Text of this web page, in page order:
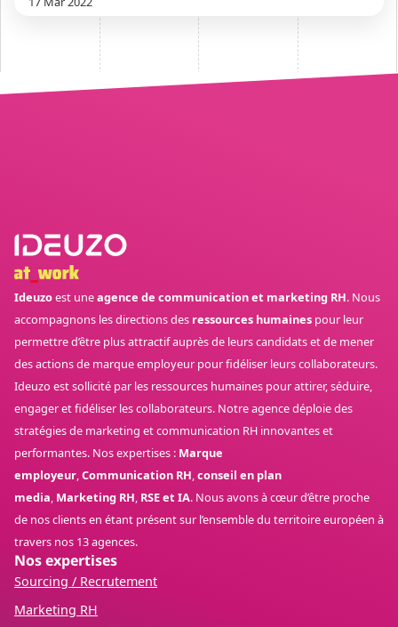
Ideuzoest uneagence de communication et marketing RH. Nous
accompagnons les directions des ressources humaines pour leur
permettre d’être plus attractif auprès de leurs candidats et de mener
des actions de marque employeur pour fidéliser leurs collaborateurs.
Ideuzo est sollicité par les ressources humaines pour attirer, séduire,
engager et fidéliser les collaborateurs. Notre agence déploie des
stratégies de marketing et communication RH innovantes et
performantes. Nos expertises : Marque
employeur,Communication RH,conseil en plan
media, Marketing RH, RSE et IA. Nous avons à cœur d’être proche
de nos clients en étant présent sur l’ensemble du territoire européen à
travers nos 13 agences.
Nos expertises
Sourcing / Recrutement
Marketing RH